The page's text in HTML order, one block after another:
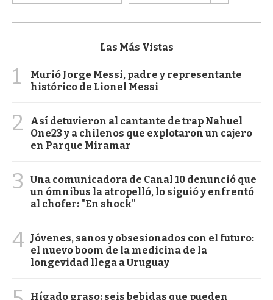
Las Más Vistas
1
Murió Jorge Messi, padre y representante
histórico de Lionel Messi
2
Así detuvieron al cantante de trap Nahuel
One23 y a chilenos que explotaron un cajero
en Parque Miramar
3
Una comunicadora de Canal 10 denunció que
un ómnibus la atropelló, lo siguió y enfrentó
al chofer: "En shock"
4 Jóvenes, sanos y obsesionados con el futuro:
el nuevo boom de la medicina de la
longevidad llega a Uruguay
Hígado graso: seis bebidas que pueden